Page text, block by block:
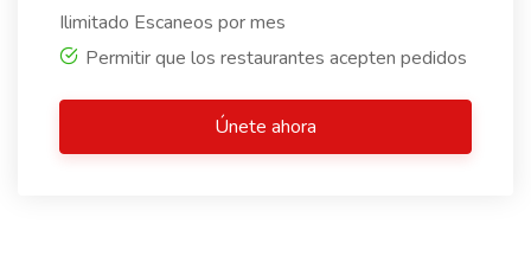
Ilimitado Escaneos por mes
Permitir que los restaurantes acepten pedidos
Únete ahora